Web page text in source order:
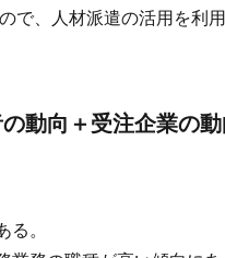
で、人材派遣の活用を利
動向＋受注企業の
。